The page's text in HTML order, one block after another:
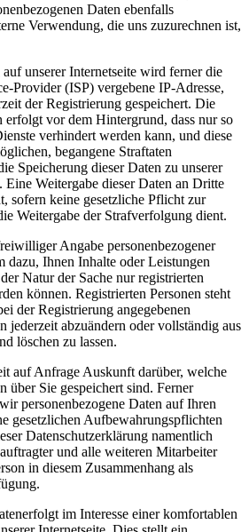
Daten ebenfalls
Verwendung, die uns zuzurechnen ist,
unserer Internetseite wird ferner die
Provider (ISP) vergebene IP-Adresse,
der Registrierung gespeichert. Die
erfolgt vor dem Hintergrund, dass nur so
verhindert werden kann, und diese
begangene Straftaten
Speicherung dieser Daten zu unserer
Weitergabe dieser Daten an Dritte
sofern keine gesetzliche Pflicht zur
Weitergabe der Strafverfolgung dient.
Angabe personenbezogener
dazu, Ihnen Inhalte oder Leistungen
Natur der Sache nur registrierten
können. Registrierten Personen steht
der Registrierung angegebenen
jederzeit abzuändern oder vollständig aus
löschen zu lassen.
auf Anfrage Auskunft darüber, welche
über Sie gespeichert sind. Ferner
personenbezogene Daten auf Ihren
gesetzlichen Aufbewahrungspflichten
Datenschutzerklärung namentlich
und alle weiteren Mitarbeiter
in diesem Zusammenhang als
im Interesse einer komfortablen